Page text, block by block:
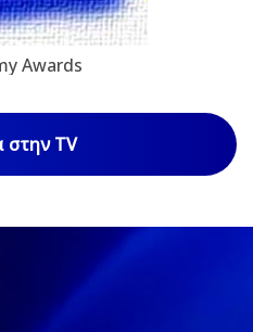
Awards
στην TV